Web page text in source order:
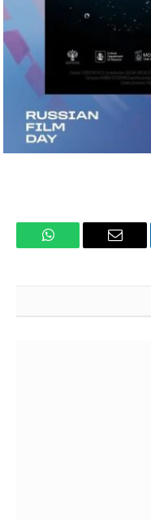
البريد
واتساب